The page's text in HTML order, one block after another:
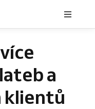
a
klientů